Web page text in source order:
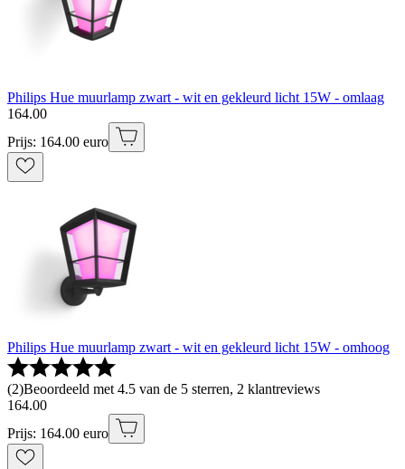
Philips Hue muurlamp zwart - wit en gekleurd licht 15W - omlaag
164.00
Prijs: 164.00 euro
Philips Hue muurlamp zwart - wit en gekleurd licht 15W - omhoog
(2)Beoordeeld met 4.5 van de 5 sterren, 2 klantreviews
164.00
Prijs: 164.00 euro